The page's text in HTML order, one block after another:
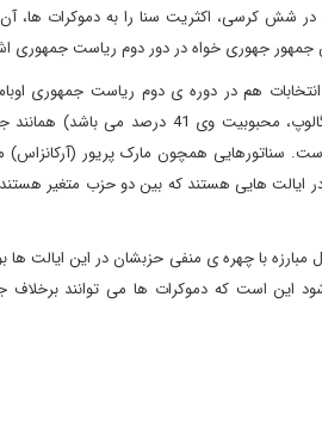
با شکست در شش کرسی، اکثریت سنا را به دموکرات
است. همانند بوش، این انتخابات هم در دوره ی دوم ریاست
سناتورهایی همچون مارک پریور (آرکانزاس)
در ایالت هایی هستند که بین دو حزب متغیر
دموکرات در طول 22 ماه گذشته مشغول مبارزه با چهره ی منفی حزبشان
این است که دموکرات ها می توانند برخلاف